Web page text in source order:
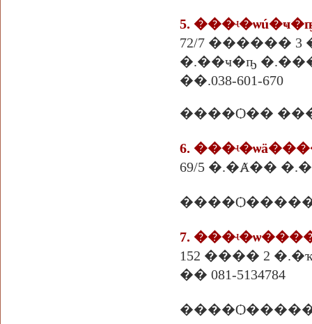
5.
�.��ҹ�ҧ �.���ͧ
��.038-601-670
����Ѻ��
6.
69/5 �.�Ⱥ��
7.
152 ���� 2
�� 081-5134784